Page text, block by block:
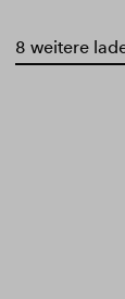
8 weitere